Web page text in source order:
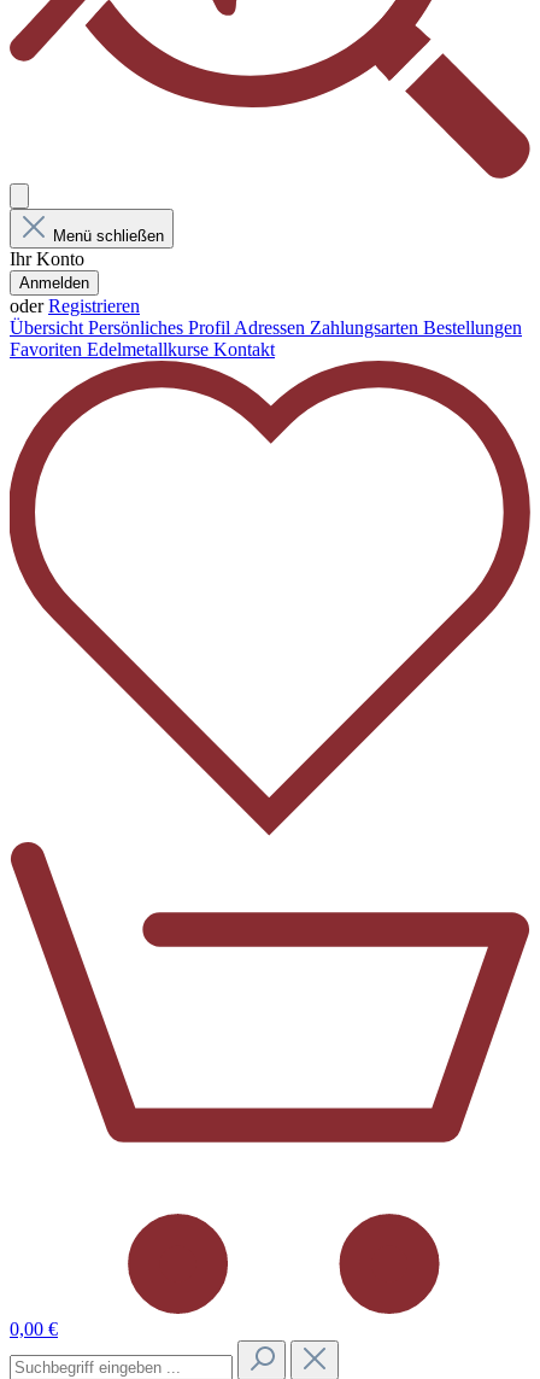
Menü schließen
Ihr Konto
Anmelden
oderRegistrieren
ÜbersichtPersönliches ProfilAdressen Zahlungsarten Bestellungen
Favoriten Edelmetallkurse Kontakt
0,00 €